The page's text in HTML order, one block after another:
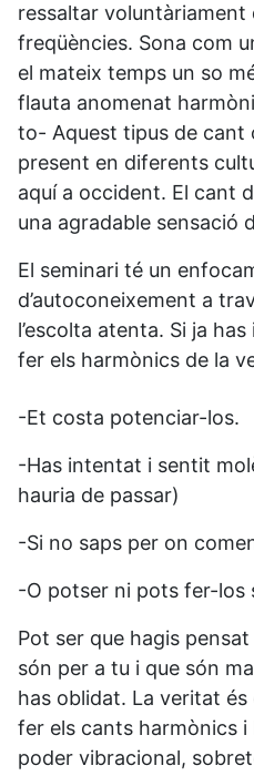
ressaltar voluntàriament
freqüències. Sona com
el mateix temps un so
flauta anomenat
to- Aquest tipus de cant
present en diferents
aquí a occident. El cant
una agradable sensació
El seminari té un
d’autoconeixement a
l’escolta atenta. Si ja
fer els harmònics de la
-Et costa potenciar-los.
-Has intentat i sentit
hauria de passar)
-Si no saps per on
-O potser ni pots fer-los
Pot ser que hagis
són per a tu i que són
has oblidat. La veritat
fer els cants harmònics
poder vibracional,